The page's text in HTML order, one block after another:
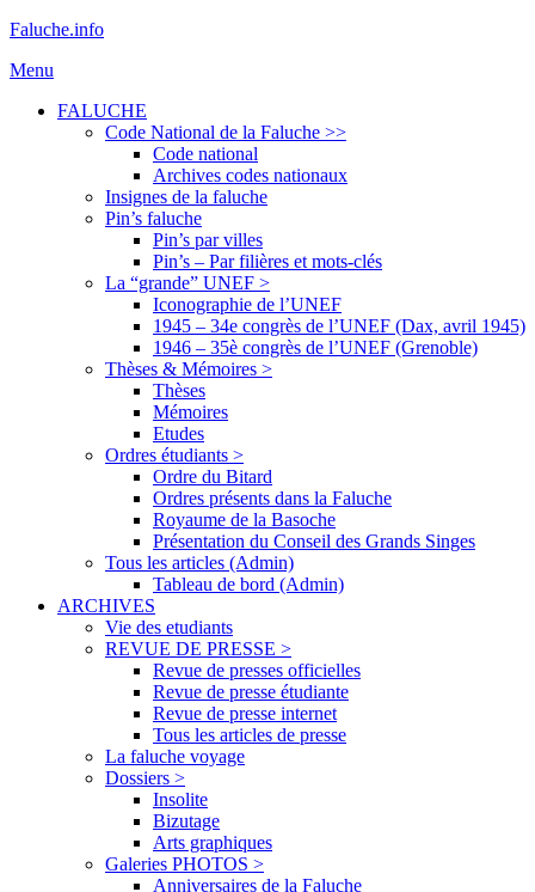
Aller
contenu
Faluche.info
Menu
FALUCHE
Code National de la Faluche >>
Code national
Archives codes nationaux
Insignes de la faluche
Pin’s faluche
Pin’s par villes
Pin’s – Par filières et mots-clés
La “grande” UNEF >
Iconographie de l’UNEF
1945 – 34e congrès de l’UNEF (Dax, avril 1945)
1946 – 35è congrès de l’UNEF (Grenoble)
Thèses & Mémoires >
Thèses
Mémoires
Etudes
Ordres étudiants >
Ordre du Bitard
Ordres présents dans la Faluche
Royaume de la Basoche
Présentation du Conseil des Grands Singes
Tous les articles (Admin)
Tableau de bord (Admin)
ARCHIVES
Vie des etudiants
REVUE DE PRESSE >
Revue de presses officielles
Revue de presse étudiante
Revue de presse internet
Tous les articles de presse
La faluche voyage
Dossiers >
Insolite
Bizutage
Arts graphiques
Galeries PHOTOS >
Anniversaires de la Faluche